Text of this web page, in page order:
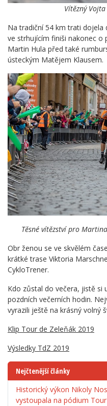
Vítězný
Na tradiční 54 km trati dojela
ve strhujícím finiši nakonec o
Martin Hula před také
ústeckým Matějem Klausem.
Těsné vítězství pro
Obr ženou se ve skvělém
krátké trase Viktoria
CykloTrener.
Kdo zůstal do večera, jistě si
pozdních večerních hodin.
vyrazili ještě na krásný volný
Klip Tour de Zeleňák 2019
Výsledky TdZ 2019
Nejčtenější články
Historický výkon Nikoly
vystoupala na pódium